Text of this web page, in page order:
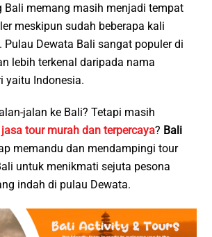
Bali memang masih menjadi tempat
meskipun sudah beberapa kali
Pulau Dewata Bali sangat populer di
lebih terkenal daripada nama
yaitu Indonesia.
jalan ke Bali? Tetapi masih
jasa tour murah dan terpercaya? Bali
memandu dan mendampingi tour
untuk menikmati sejuta pesona
indah di pulau Dewata.